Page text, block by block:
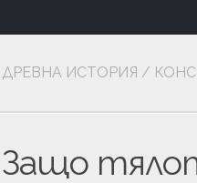
СИМВОЛИ
ДРЕВНА ИСТОРИЯ /
Защо